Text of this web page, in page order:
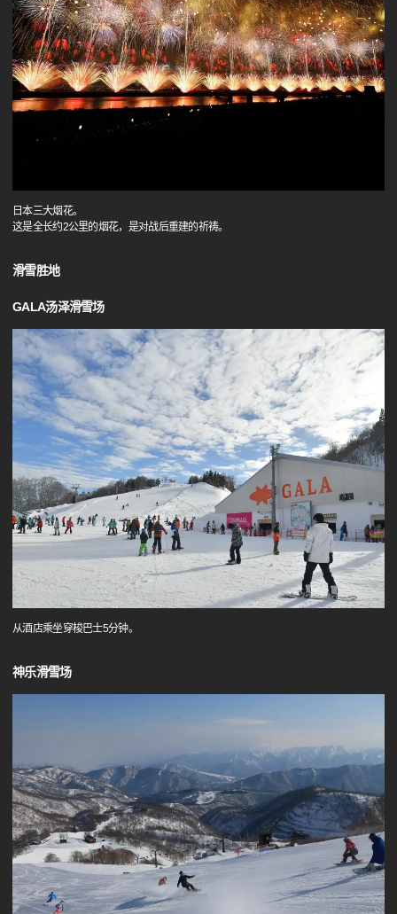
日本三大烟花。
这是全长约2公里的烟花，是对战后重建的祈祷。
滑雪胜地
GALA汤泽滑雪场
从酒店乘坐穿梭巴士5分钟。
神乐滑雪场